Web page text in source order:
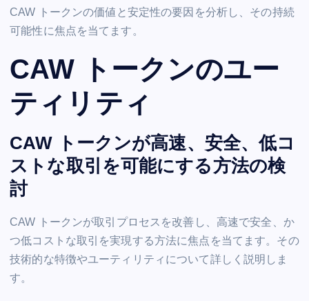
CAW トークンの価値と安定性の要因を分析し、その持続
可能性に焦点を当てます。
CAW トークンのユー
ティリティ
CAW トークンが高速、安全、低コ
ストな取引を可能にする方法の検
討
CAW トークンが取引プロセスを改善し、高速で安全、か
つ低コストな取引を実現する方法に焦点を当てます。その
技術的な特徴やユーティリティについて詳しく説明しま
す。